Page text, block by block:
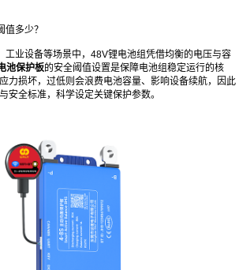
多少？
工业设备等场景中，48V锂电池组凭借均衡的电压与容
池保护板的安全阈值设置是保障电池组稳定运行的核
力损坏，过低则会浪费电池容量、影响设备续航，因此
安全标准，科学设定关键保护参数。